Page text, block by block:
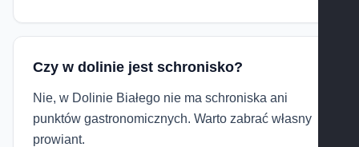
Czy w dolinie jest schronisko?
Nie, w Dolinie Białego nie ma schroniska ani
punktów gastronomicznych. Warto zabrać własny
prowiant.